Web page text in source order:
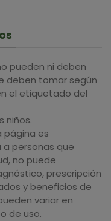
pueden ni deben
deben tomar según
el etiquetado del
niños.
página es
personas que
no puede
prescripción
y beneficios de
variar en
de uso.